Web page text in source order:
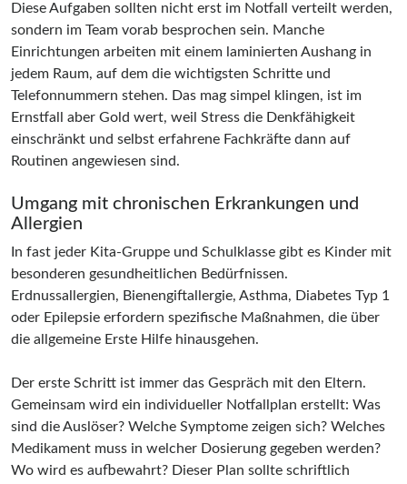
Diese Aufgaben sollten nicht erst im Notfall verteilt werden,
sondern im Team vorab besprochen sein. Manche
Einrichtungen arbeiten mit einem laminierten Aushang in
jedem Raum, auf dem die wichtigsten Schritte und
Telefonnummern stehen. Das mag simpel klingen, ist im
Ernstfall aber Gold wert, weil Stress die Denkfähigkeit
einschränkt und selbst erfahrene Fachkräfte dann auf
Routinen angewiesen sind.
Umgang mit chronischen Erkrankungen und
Allergien
In fast jeder Kita-Gruppe und Schulklasse gibt es Kinder mit
besonderen gesundheitlichen Bedürfnissen.
Erdnussallergien, Bienengiftallergie, Asthma, Diabetes Typ 1
oder Epilepsie erfordern spezifische Maßnahmen, die über
die allgemeine Erste Hilfe hinausgehen.
Der erste Schritt ist immer das Gespräch mit den Eltern.
Gemeinsam wird ein individueller Notfallplan erstellt: Was
sind die Auslöser? Welche Symptome zeigen sich? Welches
Medikament muss in welcher Dosierung gegeben werden?
Wo wird es aufbewahrt? Dieser Plan sollte schriftlich